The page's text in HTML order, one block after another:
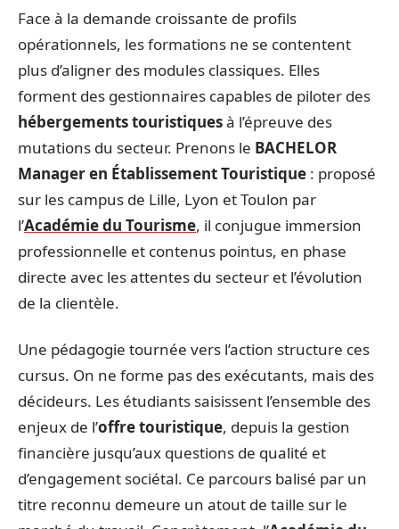
Face à la demande croissante de profils
opérationnels, les formations ne se contentent
plus d’aligner des modules classiques. Elles
forment des gestionnaires capables de piloter des
hébergements touristiquesà l’épreuve des
mutations du secteur. Prenons le BACHELOR
Manager en Établissement Touristique : proposé
sur les campus de Lille, Lyon et Toulon par
l’Académie du Tourisme, il conjugue immersion
professionnelle et contenus pointus, en phase
directe avec les attentes du secteur et l’évolution
de la clientèle.
Une pédagogie tournée vers l’action structure ces
cursus. On ne forme pas des exécutants, mais des
décideurs. Les étudiants saisissent l’ensemble des
enjeux de l’offre touristique, depuis la gestion
financière jusqu’aux questions de qualité et
d’engagement sociétal. Ce parcours balisé par un
titre reconnu demeure un atout de taille sur le